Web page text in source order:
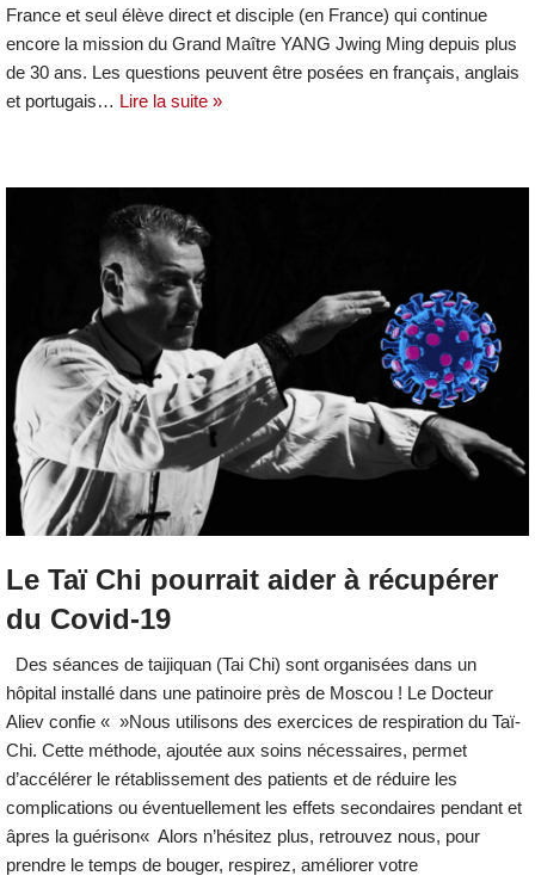
France et seul élève direct et disciple (en France) qui continue
encore la mission du Grand Maître YANG Jwing Ming depuis plus
de 30 ans. Les questions peuvent être posées en français, anglais
et portugais… Lire la suite »
Le Taï Chi pourrait aider à récupérer
du Covid-19
Des séances de taijiquan (Tai Chi) sont organisées dans un
hôpital installé dans une patinoire près de Moscou ! Le Docteur
Aliev confie « »Nous utilisons des exercices de respiration du Taï-
Chi. Cette méthode, ajoutée aux soins nécessaires, permet
d’accélérer le rétablissement des patients et de réduire les
complications ou éventuellement les effets secondaires pendant et
âpres la guérison« Alors n’hésitez plus, retrouvez nous, pour
prendre le temps de bouger, respirez, améliorer votre